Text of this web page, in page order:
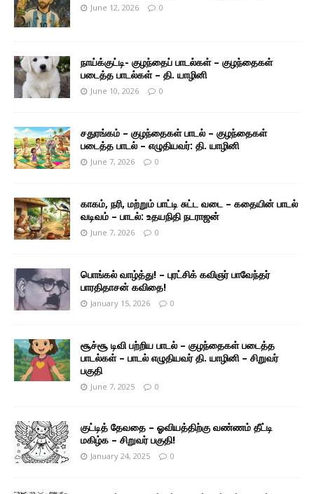
June 12, 2026 0
நாய்க்குட்டி- குழந்தைப் பாடல்கள் – குழந்தைகள்
படைத்த பாடல்கள் – தி. யாழினி
June 10, 2026 0
சதுரங்கம் – குழந்தைகள் பாடல் – குழந்தைகள்
படைத்த பாடல் – எழுதியவர்: தி. யாழினி
June 7, 2026 0
காகம், நரி, மற்றும் பாட்டி சுட்ட வடை – கதையின் பாடல்
வடிவம் – பாடல்: உதயநிதி நடராஜன்
June 7, 2026 0
பொங்கல் வாழ்த்து! – புரட்சிக் கவிஞர் பாவேந்தர்
பாரதிதாசன் கவிதை!
January 15, 2026 0
சூச்சூ டிவி பற்றிய பாடல் – குழந்தைகள் படைத்த
பாடல்கள் – பாடல் எழுதியவர் தி. யாழினி – சிறுவர்
பகுதி
June 7, 2025 0
குட்டித் தேவதை – ஓவியத்திற்கு வண்ணம் தீட்டி
மகிழ்க – சிறுவர் பகுதி!
January 24, 2025 0